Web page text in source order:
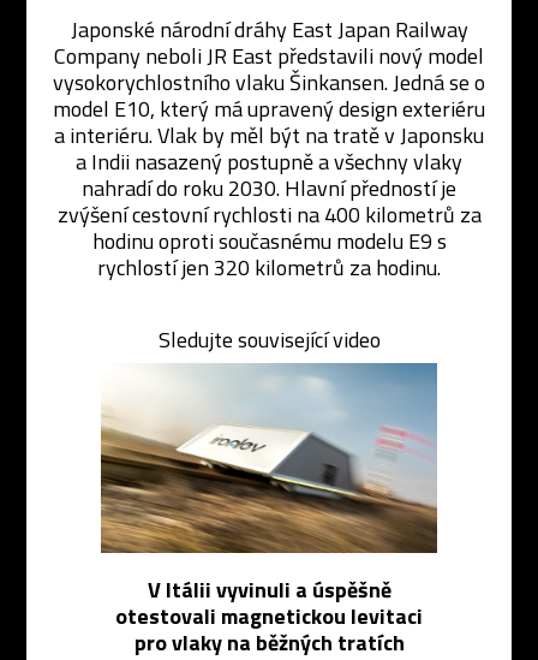
Japonské národní dráhy East Japan Railway
Company neboli JR East představili nový model
vysokorychlostního vlaku Šinkansen. Jedná se o
model E10, který má upravený design exteriéru
a interiéru. Vlak by měl být na tratě v Japonsku
a Indii nasazený postupně a všechny vlaky
nahradí do roku 2030. Hlavní předností je
zvýšení cestovní rychlosti na 400 kilometrů za
hodinu oproti současnému modelu E9 s
rychlostí jen 320 kilometrů za hodinu.
Sledujte související video
V Itálii vyvinuli a úspěšně
otestovali magnetickou levitaci
pro vlaky na běžných tratích